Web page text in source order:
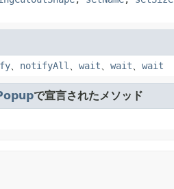
、 notifyAll、 wait、 wait、 wait
で宣言されたメソッド